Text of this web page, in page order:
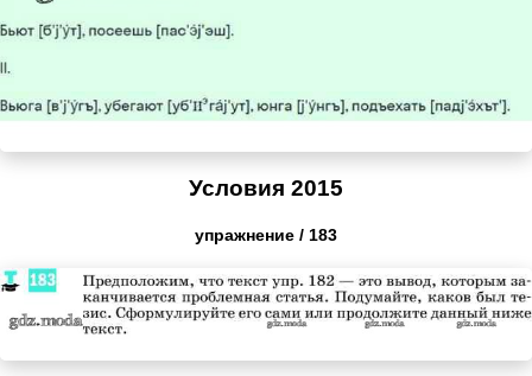
Условия 2015
упражнение / 183